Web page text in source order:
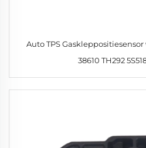
Auto TPS
38610 TH292